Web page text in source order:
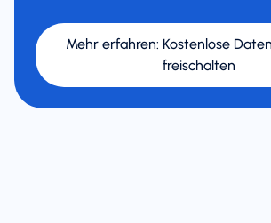
Mehr erfahren: Kostenlose
freischalten